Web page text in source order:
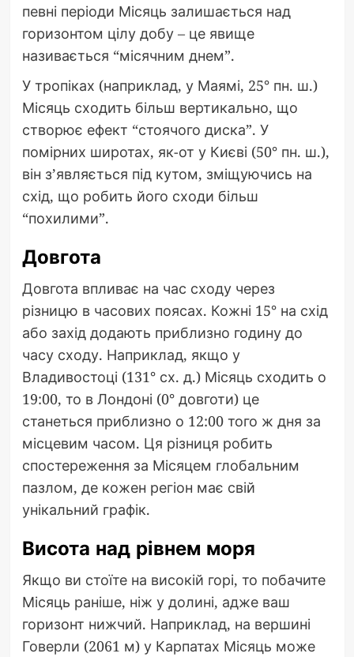
певні періоди Місяць залишається над
горизонтом цілу добу – це явище
називається “місячним днем”.
У тропіках (наприклад, у Маямі, 25° пн. ш.)
Місяць сходить більш вертикально, що
створює ефект “стоячого диска”. У
помірних широтах, як-от у Києві (50° пн. ш.),
він з’являється під кутом, зміщуючись на
схід, що робить його сходи більш
“похилими”.
Довгота
Довгота впливає на час сходу через
різницю в часових поясах. Кожні 15° на схід
або захід додають приблизно годину до
часу сходу. Наприклад, якщо у
Владивостоці (131° сх. д.) Місяць сходить о
19:00, то в Лондоні (0° довготи) це
станеться приблизно о 12:00 того ж дня за
місцевим часом. Ця різниця робить
спостереження за Місяцем глобальним
пазлом, де кожен регіон має свій
унікальний графік.
Висота над рівнем моря
Якщо ви стоїте на високій горі, то побачите
Місяць раніше, ніж у долині, адже ваш
горизонт нижчий. Наприклад, на вершині
Говерли (2061 м) у Карпатах Місяць може